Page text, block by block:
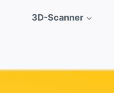
3D-Scanner